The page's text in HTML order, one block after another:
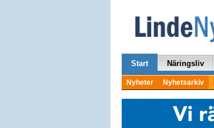
Start Näringsliv
Nyheter Nyhetsarkiv